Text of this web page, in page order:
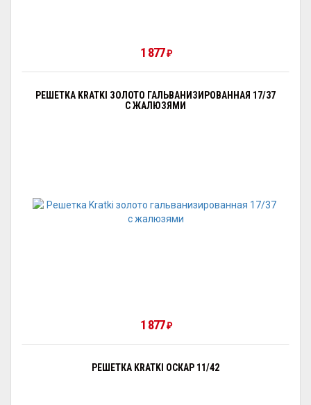
1 877₽
РЕШЕТКА KRATKI ЗОЛОТО ГАЛЬВАНИЗИРОВАННАЯ 17/37
С ЖАЛЮЗЯМИ
1 877₽
РЕШЕТКА KRATKI ОСКАР 11/42